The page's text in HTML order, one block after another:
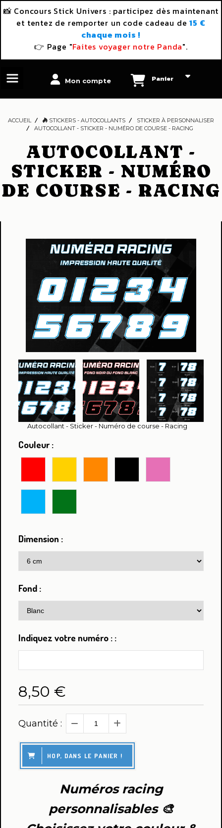
📸 Concours Stick Univers : participez dès maintenant
et tentez de remporter un code cadeau de15 €
chaque mois !
👉 Page "Faites voyager notre Panda".
Mon compte Panier
ACCUEIL STICKERS - AUTOCOLLANTS
STICKER À PERSONNALISER
AUTOCOLLANT - STICKER - NUMÉRO DE COURSE - RACING
AUTOCOLLANT -
STICKER - NUMÉRO
DE COURSE - RACING
Autocollant - Sticker - Numéro de course - Racing
Couleur :
Dimension :
Fond :
Indiquez votre numéro : :
8,50 €
Quantité :
HOP, DANS LE PANIER !
Numéros racing
personnalisables 🎨
Panneau de gestion des cookies